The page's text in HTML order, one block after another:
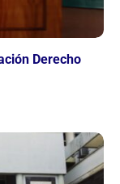
Derecho